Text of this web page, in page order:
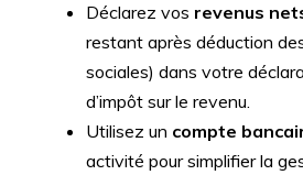
Déclarez vos revenus
restant après déduction
sociales) dans votre
d’impôt sur le revenu.
Utilisez un compte
activité pour simplifier la